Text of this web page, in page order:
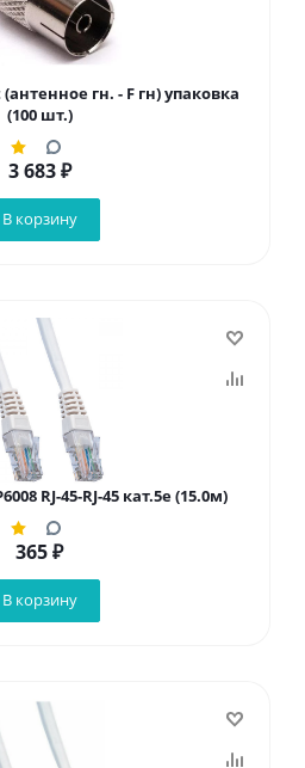
гн. - F гн) упаковка
(100 шт.)
3 683₽
В корзину
RJ-45-RJ-45 кат.5e (15.0м)
365₽
В корзину